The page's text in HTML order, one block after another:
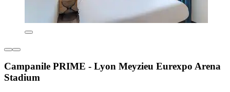
Campanile PRIME - Lyon Meyzieu Eurexpo Arena
Stadium